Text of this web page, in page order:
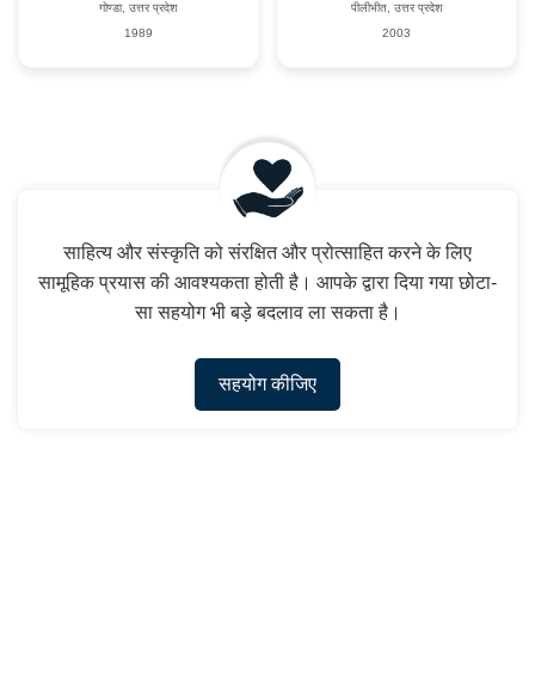
गोण्डा, उत्तर प्रदेश
1989
पीलीभीत, उत्तर प्रदेश
2003
साहित्य और संस्कृति को संरक्षित और प्रोत्साहित करने के लिए
सामूहिक प्रयास की आवश्यकता होती है। आपके द्वारा दिया गया छोटा-
सा सहयोग भी बड़े बदलाव ला सकता है।
सहयोग कीजिए